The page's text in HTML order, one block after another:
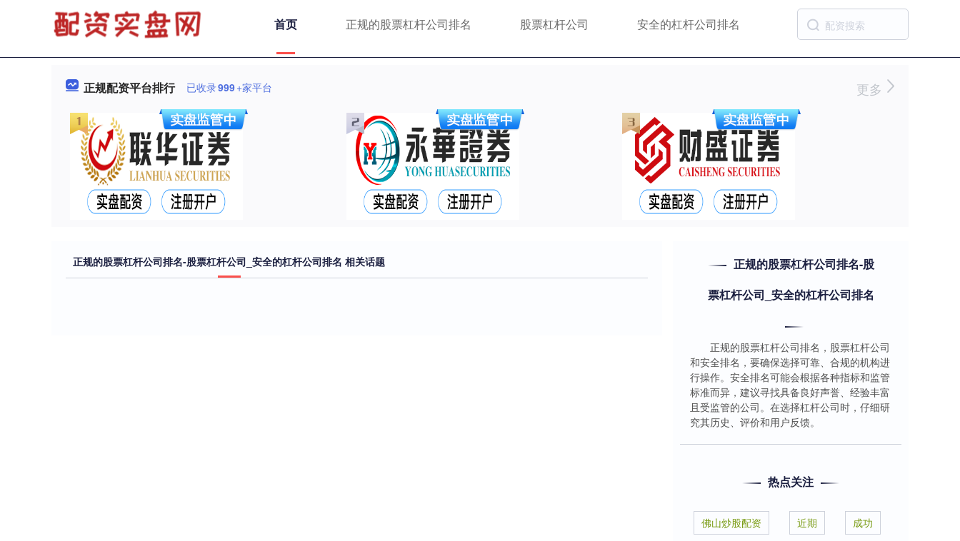
首页 正规的股票杠杆公司排名 股票杠杆公司 安全的杠杆公司排名
正规配资平台排行 已收录999+家平台 更多
正规的股票杠杆公司排名-股票杠杆公司_安全的杠杆公司排名 相关话题
正规的股票杠杆公司排名-股
票杠杆公司_安全的杠杆公司排名
正规的股票杠杆公司排名，股票杠杆公司
和安全排名，要确保选择可靠、合规的机构进
行操作。安全排名可能会根据各种指标和监管
标准而异，建议寻找具备良好声誉、经验丰富
且受监管的公司。在选择杠杆公司时，仔细研
究其历史、评价和用户反馈。
热点关注
佛山炒股配资 近期 成功